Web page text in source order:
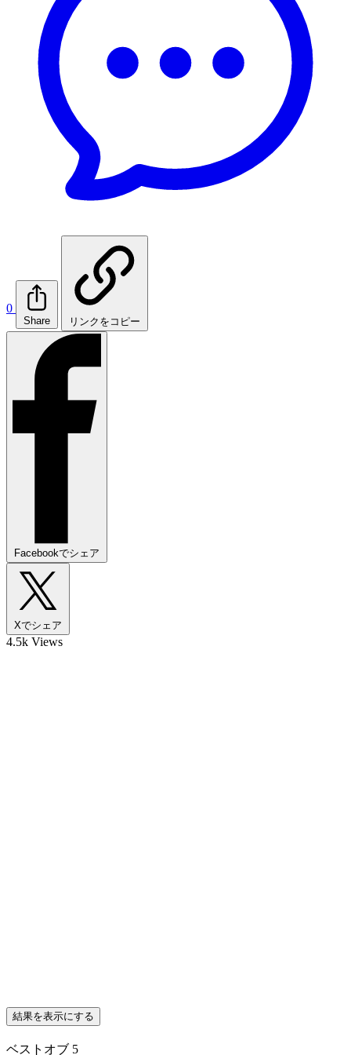
0
Share リンクをコピー
Facebookでシェア
Xでシェア
4.5k Views
結果を表示にする
ベストオブ 5